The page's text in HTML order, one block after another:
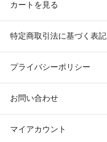
カートを見る
特定商取引法に基づく表記
プライバシーポリシー
お問い合わせ
マイアカウント